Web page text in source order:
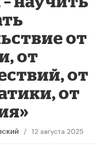
от
от
от
от
/ 12 августа 2025